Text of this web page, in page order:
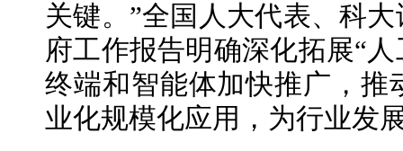
关键。”全国人大代表、科
府工作报告明确深化拓展“
终端和智能体加快推广，推
业化规模化应用，为行业发